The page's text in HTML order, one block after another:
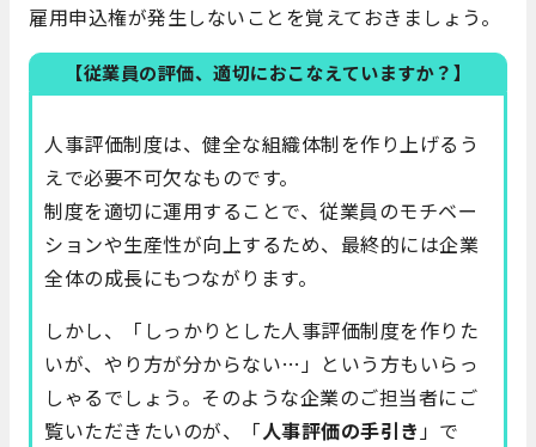
雇用申込権が発生しないことを覚えておきましょう。
【従業員の評価、適切におこなえていますか？】
人事評価制度は、健全な組織体制を作り上げるう
えで必要不可欠なものです。
制度を適切に運用することで、従業員のモチベー
ションや生産性が向上するため、最終的には企業
全体の成長にもつながります。
しかし、「しっかりとした人事評価制度を作りた
いが、やり方が分からない…」という方もいらっ
しゃるでしょう。そのような企業のご担当者にご
覧いただきたいのが、「人事評価の手引き」で